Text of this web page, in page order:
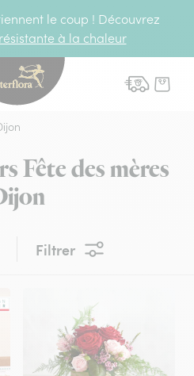
le coup ! Découvrez
à la chaleur
Interflora - livraison
fleurs
Fête des mères
Filtrer